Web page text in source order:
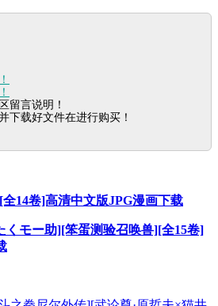
留言说明！
下载好文件在进行购买！
14卷]高清中文版JPG漫画下载
くモー助][笨蛋测验召唤兽][全15卷]